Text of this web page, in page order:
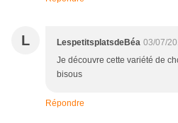
L LespetitsplatsdeBéa 03/07/
Je découvre cette variété de
bisous
Répondre